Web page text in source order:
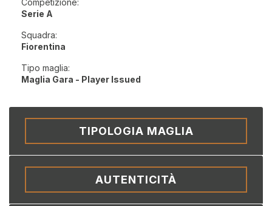
Serie A
Squadra:
Fiorentina
Tipo maglia:
Maglia Gara - Player Issued
TIPOLOGIA MAGLIA
AUTENTICITÀ